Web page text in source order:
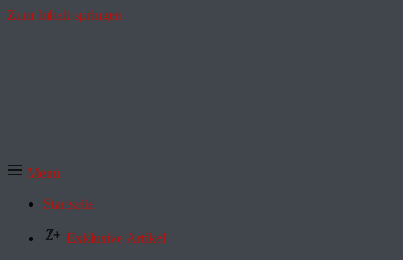
Zum Inhalt springen
Menü
Startseite
Exklusive Artikel